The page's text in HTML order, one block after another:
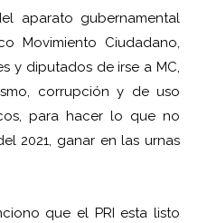
aparato gubernamental
Movimiento Ciudadano,
y diputados de irse a MC,
corrupción y de uso
para hacer lo que no
2021, ganar en las urnas
que el PRI esta listo